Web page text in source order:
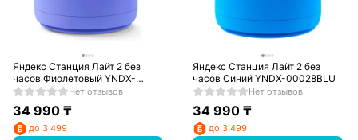
Яндекс Станция Лайт 2 без
часов Фиолетовый YNDX-
00028VIO
Нет отзывов
34 990₸
до 3 499
Яндекс Станция Лайт 2 без
часов Синий YNDX-00028BLU
Нет отзывов
34 990 ₸
до 3 499